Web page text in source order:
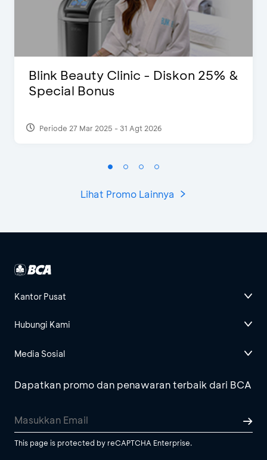
Blink Beauty Clinic - Diskon 25% &
Special Bonus
Periode 27 Mar 2025 - 31 Agt 2026
Lihat Promo Lainnya
Kantor Pusat
Hubungi Kami
Media Sosial
Dapatkan promo dan penawaran terbaik dari BCA
This page is protected by reCAPTCHA Enterprise.